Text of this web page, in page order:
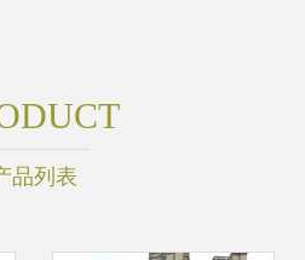
品列表